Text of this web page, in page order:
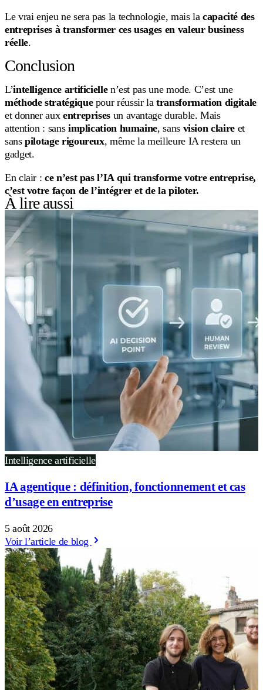
Le vrai enjeu ne sera pas la technologie, mais la capacité des
entreprises à transformer ces usages en valeur business
réelle.
Conclusion
L’intelligence artificiellen’est pas une mode. C’est une
méthode stratégiquepour réussir latransformation digitale
et donner aux entreprises un avantage durable. Mais
attention : sans implication humaine, sans vision claireet
sanspilotage rigoureux, même la meilleure IA restera un
gadget.
En clair :ce n’est pas l’IA qui transforme votre entreprise,
c’est votre façon de l’intégrer et de la piloter.
À lire aussi
Intelligence artificielle
IA agentique : définition, fonctionnement et cas
d’usage en entreprise
5 août 2026
Voir l’article de blog